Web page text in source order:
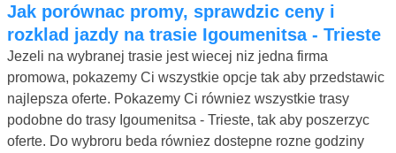
Jak porównac promy, sprawdzic ceny i
rozklad jazdy na trasie Igoumenitsa - Trieste
Jezeli na wybranej trasie jest wiecej niz jedna firma
promowa, pokazemy Ci wszystkie opcje tak aby przedstawic
najlepsza oferte. Pokazemy Ci równiez wszystkie trasy
podobne do trasy Igoumenitsa - Trieste, tak aby poszerzyc
oferte. Do wybroru beda równiez dostepne rozne godziny